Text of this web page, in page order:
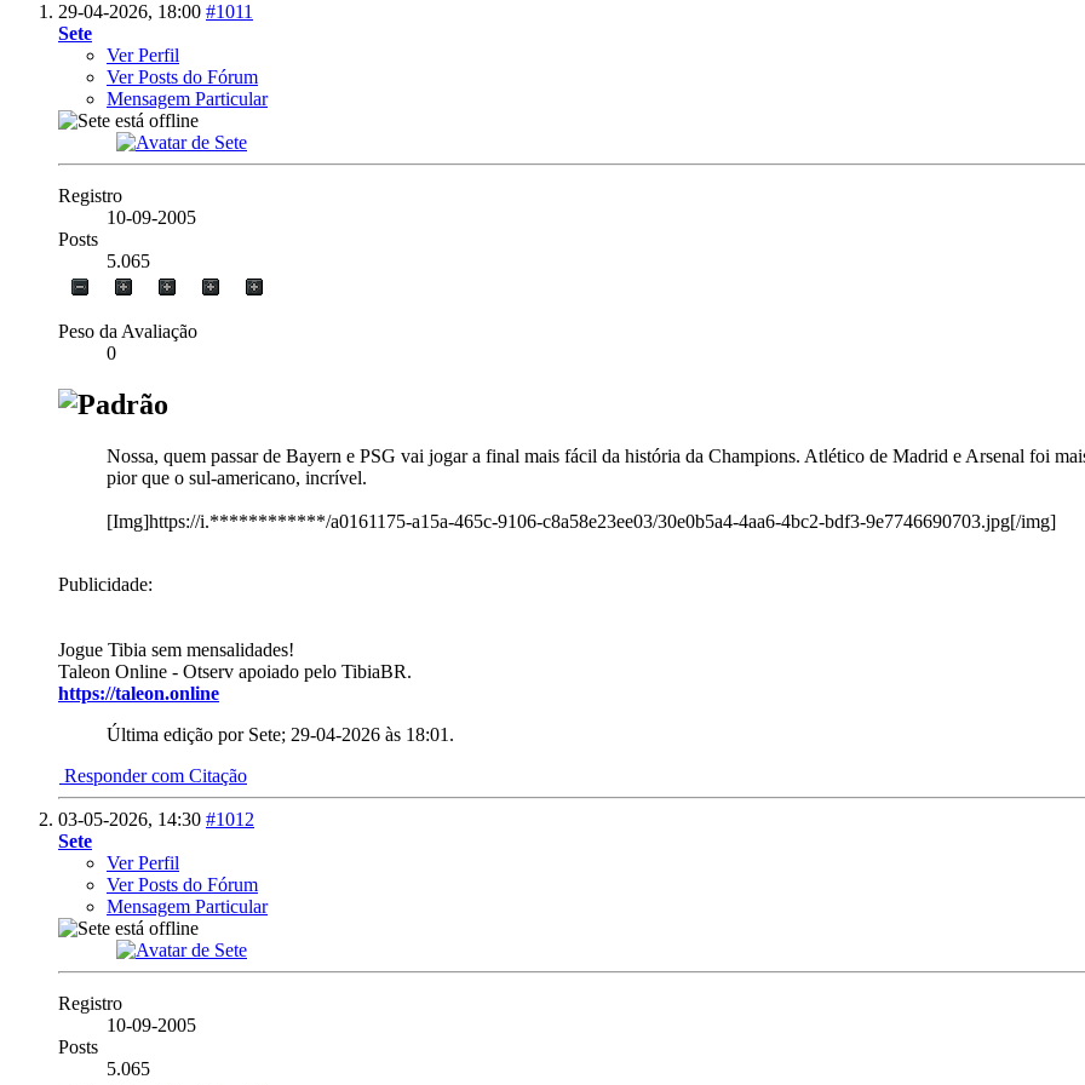
29-04-2026, 18:00 #1011
Sete
Ver Perfil
Ver Posts do Fórum
Mensagem Particular
Registro
10-09-2005
Posts
5.065
Peso da Avaliação
0
Nossa, quem passar de Bayern e PSG vai jogar a final mais fácil da história da Champions. Atlético de Madrid e Arsenal foi
pior que o sul-americano, incrível.
[Img]https://i.************/a0161175-a15a-465c-9106-c8a58e23ee03/30e0b5a4-4aa6-4bc2-bdf3-9e7746690703.jpg[/img]
Publicidade:
Jogue Tibia sem mensalidades!
Taleon Online - Otserv apoiado pelo TibiaBR.
https://taleon.online
Última edição por Sete; 29-04-2026 às 18:01 .
Responder com Citação
03-05-2026, 14:30 #1012
Sete
Ver Perfil
Ver Posts do Fórum
Mensagem Particular
Registro
10-09-2005
Posts
5.065